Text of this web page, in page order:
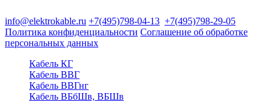
info@elektrokable.ru +7(495)798-04-13 +7(495)798-29-05
Политика конфиденциальности Соглашение об обработке
персональных данных
Кабель КГ
Кабель ВВГ
Кабель ВВГнг
Кабель ВБбШв, ВБШв